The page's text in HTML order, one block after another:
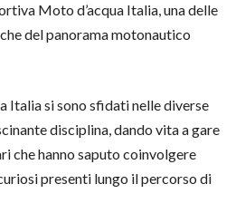
Moto d’acqua Italia, una delle
del panorama motonautico
Italia si sono sfidati nelle diverse
disciplina, dando vita a gare
che hanno saputo coinvolgere
presenti lungo il percorso di